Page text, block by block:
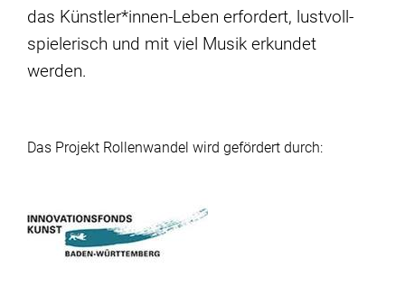
das Künstler*innen-Leben erfordert, lustvoll-
spielerisch und mit viel Musik erkundet
werden.
Das Projekt Rollenwandel wird gefördert durch: